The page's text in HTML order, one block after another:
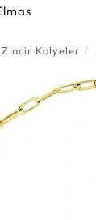
Zincir Kolyeler